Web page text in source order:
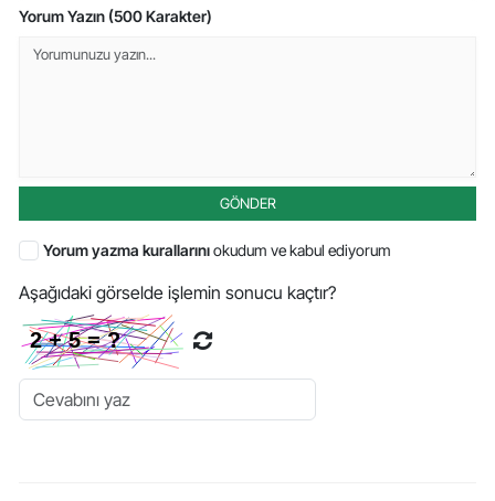
Yorum Yazın (500 Karakter)
GÖNDER
Yorum yazma kurallarınıokudum ve kabul ediyorum
Aşağıdaki görselde işlemin sonucu kaçtır?